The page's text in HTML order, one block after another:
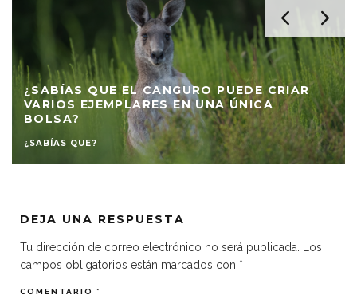
¿SABÍAS QUE EL CANGURO PUEDE CRIAR
VARIOS EJEMPLARES EN UNA ÚNICA
BOLSA?
¿SABÍAS QUE?
DEJA UNA RESPUESTA
Tu dirección de correo electrónico no será publicada.
Los
campos obligatorios están marcados con *
COMENTARIO *